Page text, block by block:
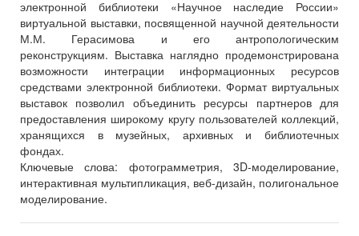
электронной библиотеки «Научное наследие России»
виртуальной выставки, посвященной научной деятельности
М.М. Герасимова и его антропологическим
реконструкциям. Выставка наглядно продемонстрирована
возможности интеграции информационных ресурсов
средствами электронной библиотеки. Формат виртуальных
выставок позволил объединить ресурсы партнеров для
предоставления широкому кругу пользователей коллекций,
хранящихся в музейных, архивных и библиотечных
фондах.
Ключевые слова: фотограмметрия, 3D-моделирование,
интерактивная мультипликация, веб-дизайн, полигональное
моделирование.